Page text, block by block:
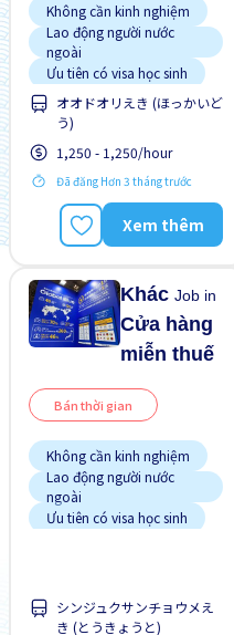
Không cần kinh nghiệm
Lao động người nước
ngoài
Ưu tiên có visa học sinh
オオドオリえき (ほっかいど
う)
1,250 - 1,250/hour
Đã đăng Hơn 3 tháng trước
Xem thêm
KhácJob in
Cửa hàng
miễn thuế
Bán thời gian
Không cần kinh nghiệm
Lao động người nước
ngoài
Ưu tiên có visa học sinh
シンジュクサンチョウメえ
き (とうきょうと)